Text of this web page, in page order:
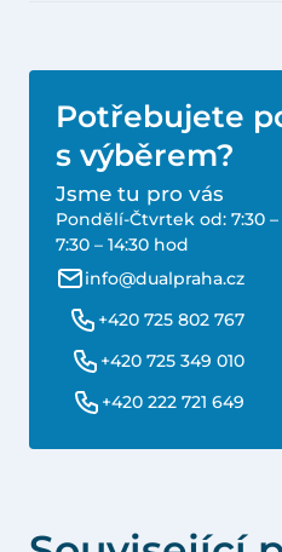
Potřebujete
s výběrem?
Jsme tu pro vás
Pondělí-Čtvrtek od: 7:30
7:30 – 14:30 hod
info@dualpraha.cz
+420 725 802 767
+420 725 349 010
+420 222 721 649